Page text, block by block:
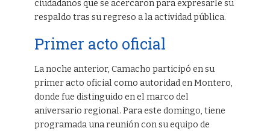
ciudadanos que se acercaron para expresarle su
respaldo tras su regreso a la actividad pública.
Primer acto oficial
La noche anterior, Camacho participó en su
primer acto oficial como autoridad en Montero,
donde fue distinguido en el marco del
aniversario regional. Para este domingo, tiene
programada una reunión con su equipo de